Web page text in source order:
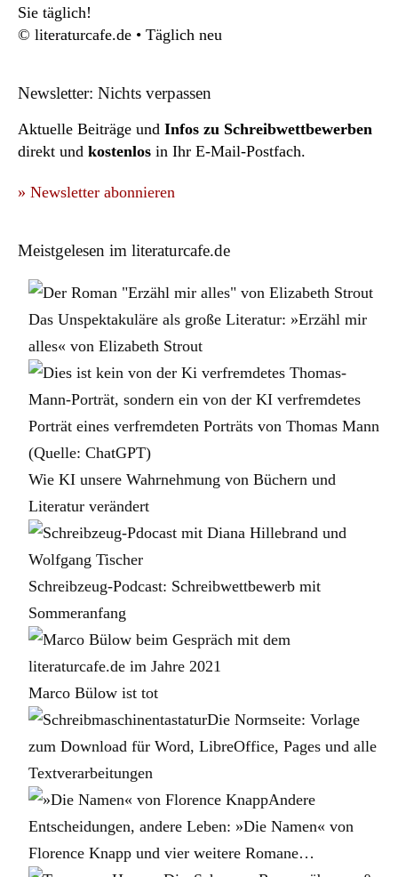
Sie täglich!
© literaturcafe.de • Täglich neu
Newsletter: Nichts verpassen
Aktuelle Beiträge und Infos zu Schreibwettbewerben
direkt und kostenlos in Ihr E-Mail-Postfach.
» Newsletter abonnieren
Meistgelesen im literaturcafe.de
Das Unspektakuläre als große Literatur: »Erzähl mir
alles« von Elizabeth Strout
Wie KI unsere Wahrnehmung von Büchern und
Literatur verändert
Schreibzeug-Podcast: Schreibwettbewerb mit
Sommeranfang
Marco Bülow ist tot
Die Normseite: Vorlage
zum Download für Word, LibreOffice, Pages und alle
Textverarbeitungen
Andere
Entscheidungen, andere Leben: »Die Namen« von
Florence Knapp und vier weitere Romane…